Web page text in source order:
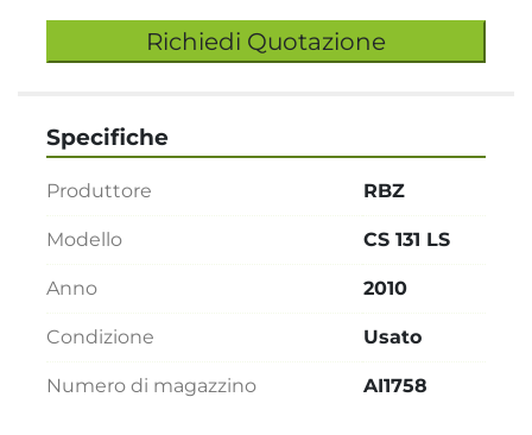
Richiedi Quotazione
Specifiche
Produttore RBZ
Modello CS 131 LS
Anno 2010
Condizione Usato
Numero di magazzino AI1758